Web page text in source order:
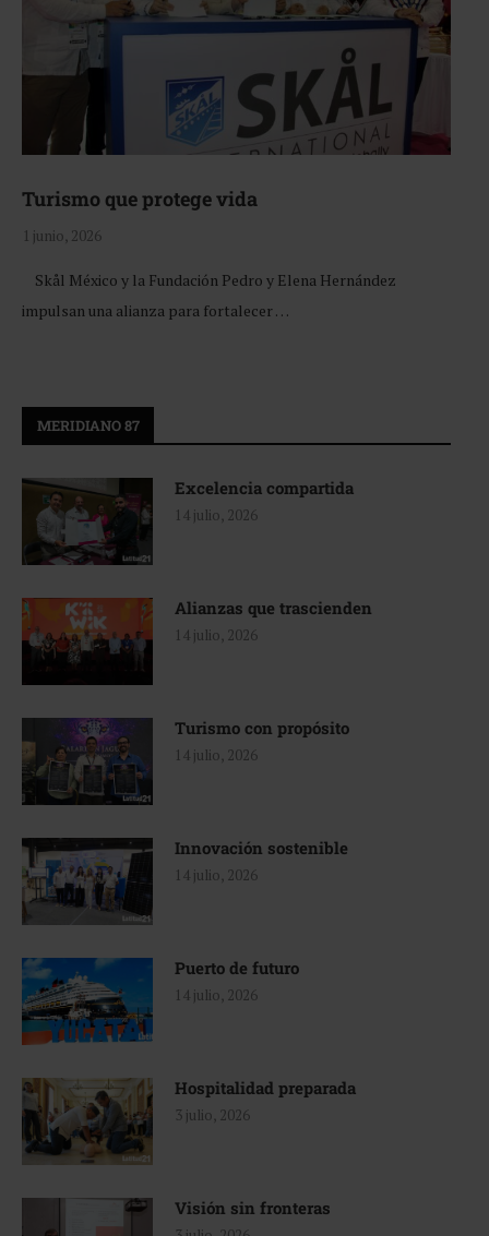
Turismo que protege vida
1 junio, 2026
Skål México y la Fundación Pedro y Elena Hernández
impulsan una alianza para fortalecer …
MERIDIANO 87
Excelencia compartida
14 julio, 2026
Alianzas que trascienden
14 julio, 2026
Turismo con propósito
14 julio, 2026
Innovación sostenible
14 julio, 2026
Puerto de futuro
14 julio, 2026
Hospitalidad preparada
3 julio, 2026
Visión sin fronteras